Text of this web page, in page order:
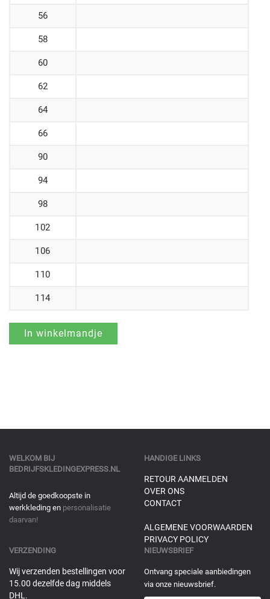
56
58
60
62
64
66
90
94
98
102
106
110
114
WELKOM BIJ
BEDRIJFSKLEDINGEXPRESS.NL
Altijd de goedkoopste in
werkkleding en personalisatie
daarvan!
HANDIGE LINKS
RETOUR AANMELDEN
OVER ONS
CONTACT
ALGEMENE VOORWAARDEN
PRIVACY POLICY
VERZENDING
Wij verzenden bestellingen voor
15.00 dezelfde dag middels
DHL.
NIEUWSBRIEF
Ontvang speciale aanbiedingen
via onze nieuwsbrief.